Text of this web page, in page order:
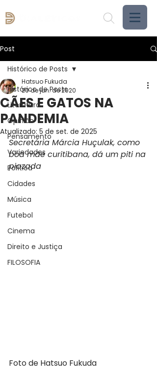
Post
Histórico de Posts
Literatura
Opinião
Pensamento
Variedades
Política
Cidades
Música
Futebol
Cinema
Direito e Justiça
FILOSOFIA
Histórico de Posts
CÃES E GATOS NA
PANDEMIA
Hatsuo Fukuda
20 de jun. de 2020
Atualizado: 5 de set. de 2025
Secretária Márcia Huçulak, como
boa mãe curitibana, dá um piti na
piazada
Foto de Hatsuo Fukuda